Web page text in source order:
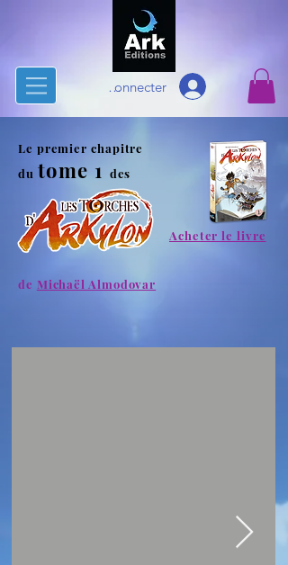
Se connecter
Le premier chapitre
du tome 1 des
Acheter le livre
de Michaël Almodovar